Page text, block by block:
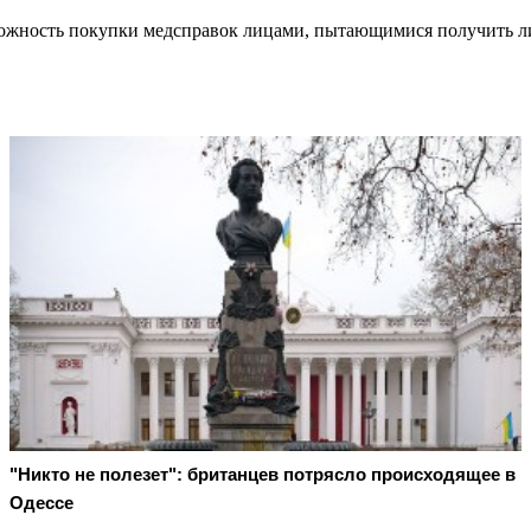
покупки медсправок лицами, пытающимися получить
"Никто не полезет": британцев потрясло происходящее в
Одессе